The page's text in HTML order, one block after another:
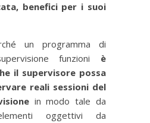
benefici per i suoi
un programma di
funzioni è
il supervisore possa
reali sessioni del
in modo tale da
oggettivi da